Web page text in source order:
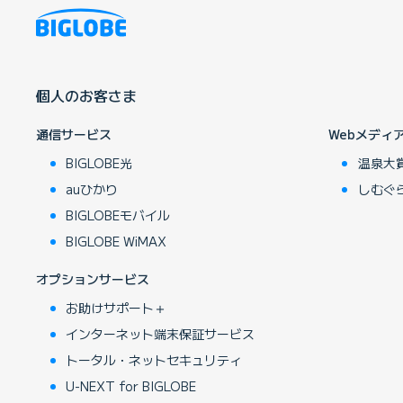
個人のお客さま
通信サービス
BIGLOBE光
auひかり
BIGLOBEモバイル
BIGLOBE WiMAX
オプションサービス
お助けサポート＋
インターネット端末保証サービス
トータル・ネットセキュリティ
U-NEXT for BIGLOBE
Webメディ
温泉大
しむぐ